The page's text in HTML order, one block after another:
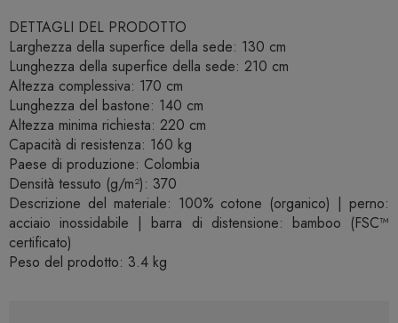
DETTAGLI DEL PRODOTTO
Larghezza della superfice della sede: 130 cm
Lunghezza della superfice della sede: 210 cm
Altezza complessiva: 170 cm
Lunghezza del bastone: 140 cm
Altezza minima richiesta: 220 cm
Capacità di resistenza: 160 kg
Paese di produzione: Colombia
Densità tessuto (g/m²): 370
Descrizione del materiale: 100% cotone (organico) | perno:
acciaio inossidabile | barra di distensione: bamboo (FSC™
certificato)
Peso del prodotto: 3.4 kg